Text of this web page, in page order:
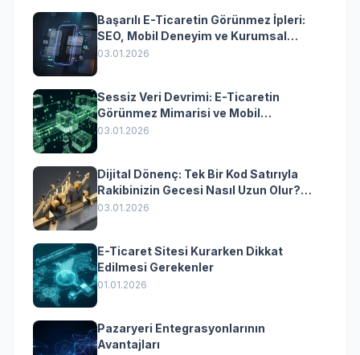
Başarılı E-Ticaretin Görünmez İpleri:
SEO, Mobil Deneyim ve Kurumsal
Yazılımın Kazandıran Senkronizasyonu
03.01.2026
Sessiz Veri Devrimi: E-Ticaretin
Görünmez Mimarisi ve Mobil
Dönüşümün Kurumsal Anahtarı
03.01.2026
Dijital Dönenç: Tek Bir Kod Satırıyla
Rakibinizin Gecesi Nasıl Uzun Olur?
(Kurumsal Yazılımın Güçlü Rolü)
03.01.2026
E-Ticaret Sitesi Kurarken Dikkat
Edilmesi Gerekenler
01.01.2026
Pazaryeri Entegrasyonlarının
Avantajları